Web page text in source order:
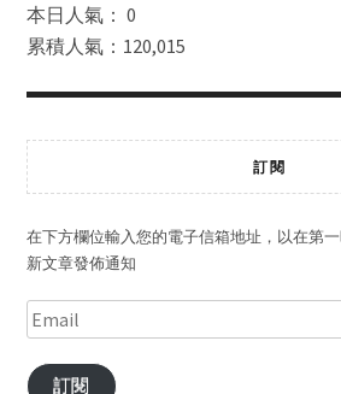
本日人氣： 0
累積人氣：120,015
訂閱
在下方欄位輸入您的電子信箱地址，以在第一
新文章發佈通知
訂閱